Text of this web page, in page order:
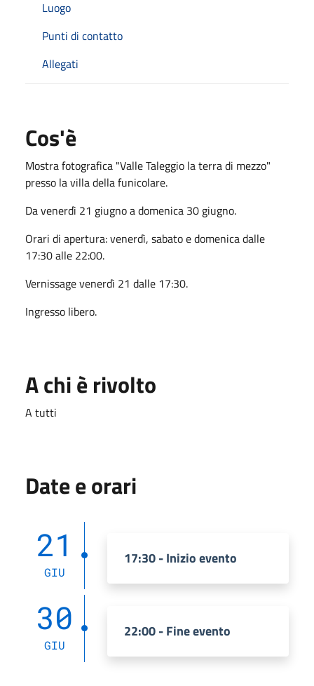
Luogo
Punti di contatto
Allegati
Cos'è
Mostra fotografica "Valle Taleggio la terra di mezzo"
presso la villa della funicolare.
Da venerdì 21 giugno a domenica 30 giugno.
Orari di apertura: venerdì, sabato e domenica dalle
17:30 alle 22:00.
Vernissage venerdì 21 dalle 17:30.
Ingresso libero.
A chi è rivolto
A tutti
Date e orari
21
GIU
17:30 - Inizio evento
30
GIU
22:00 - Fine evento